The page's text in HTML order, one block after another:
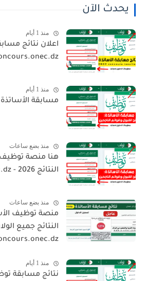
يحدث الآن
منذ 1 أيام
اعلان نتائج
concours.onec.dz
منذ 1 أيام
مسابقة الأساتذة -
منذ بضع ساعات
هنا منصة توظيف
النتائج 2026 - concours.onec.dz
منذ بضع ساعات
منصة توظيف
concours.onec.dz
منذ 1 أيام